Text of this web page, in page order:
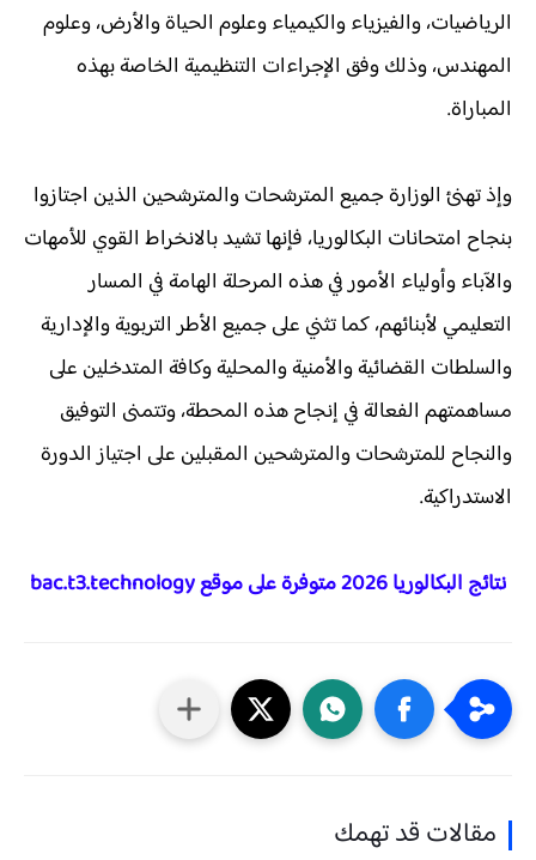
الرياضيات، والفيزياء والكيمياء وعلوم الحياة والأرض، وعلوم
المهندس، وذلك وفق الإجراءات التنظيمية الخاصة بهذه
المباراة.
وإذ تهنئ الوزارة جميع المترشحات والمترشحين الذين اجتازوا
بنجاح امتحانات البكالوريا، فإنها تشيد بالانخراط القوي للأمهات
والآباء وأولياء الأمور في هذه المرحلة الهامة في المسار
التعليمي لأبنائهم، كما تثني على جميع الأطر التربوية والإدارية
والسلطات القضائية والأمنية والمحلية وكافة المتدخلين على
مساهمتهم الفعالة في إنجاح هذه المحطة، وتتمنى التوفيق
والنجاح للمترشحات والمترشحين المقبلين على اجتياز الدورة
الاستدراكية.
نتائج البكالوريا 2026 متوفرة على موقع bac.t3.technology
مقالات قد تهمك